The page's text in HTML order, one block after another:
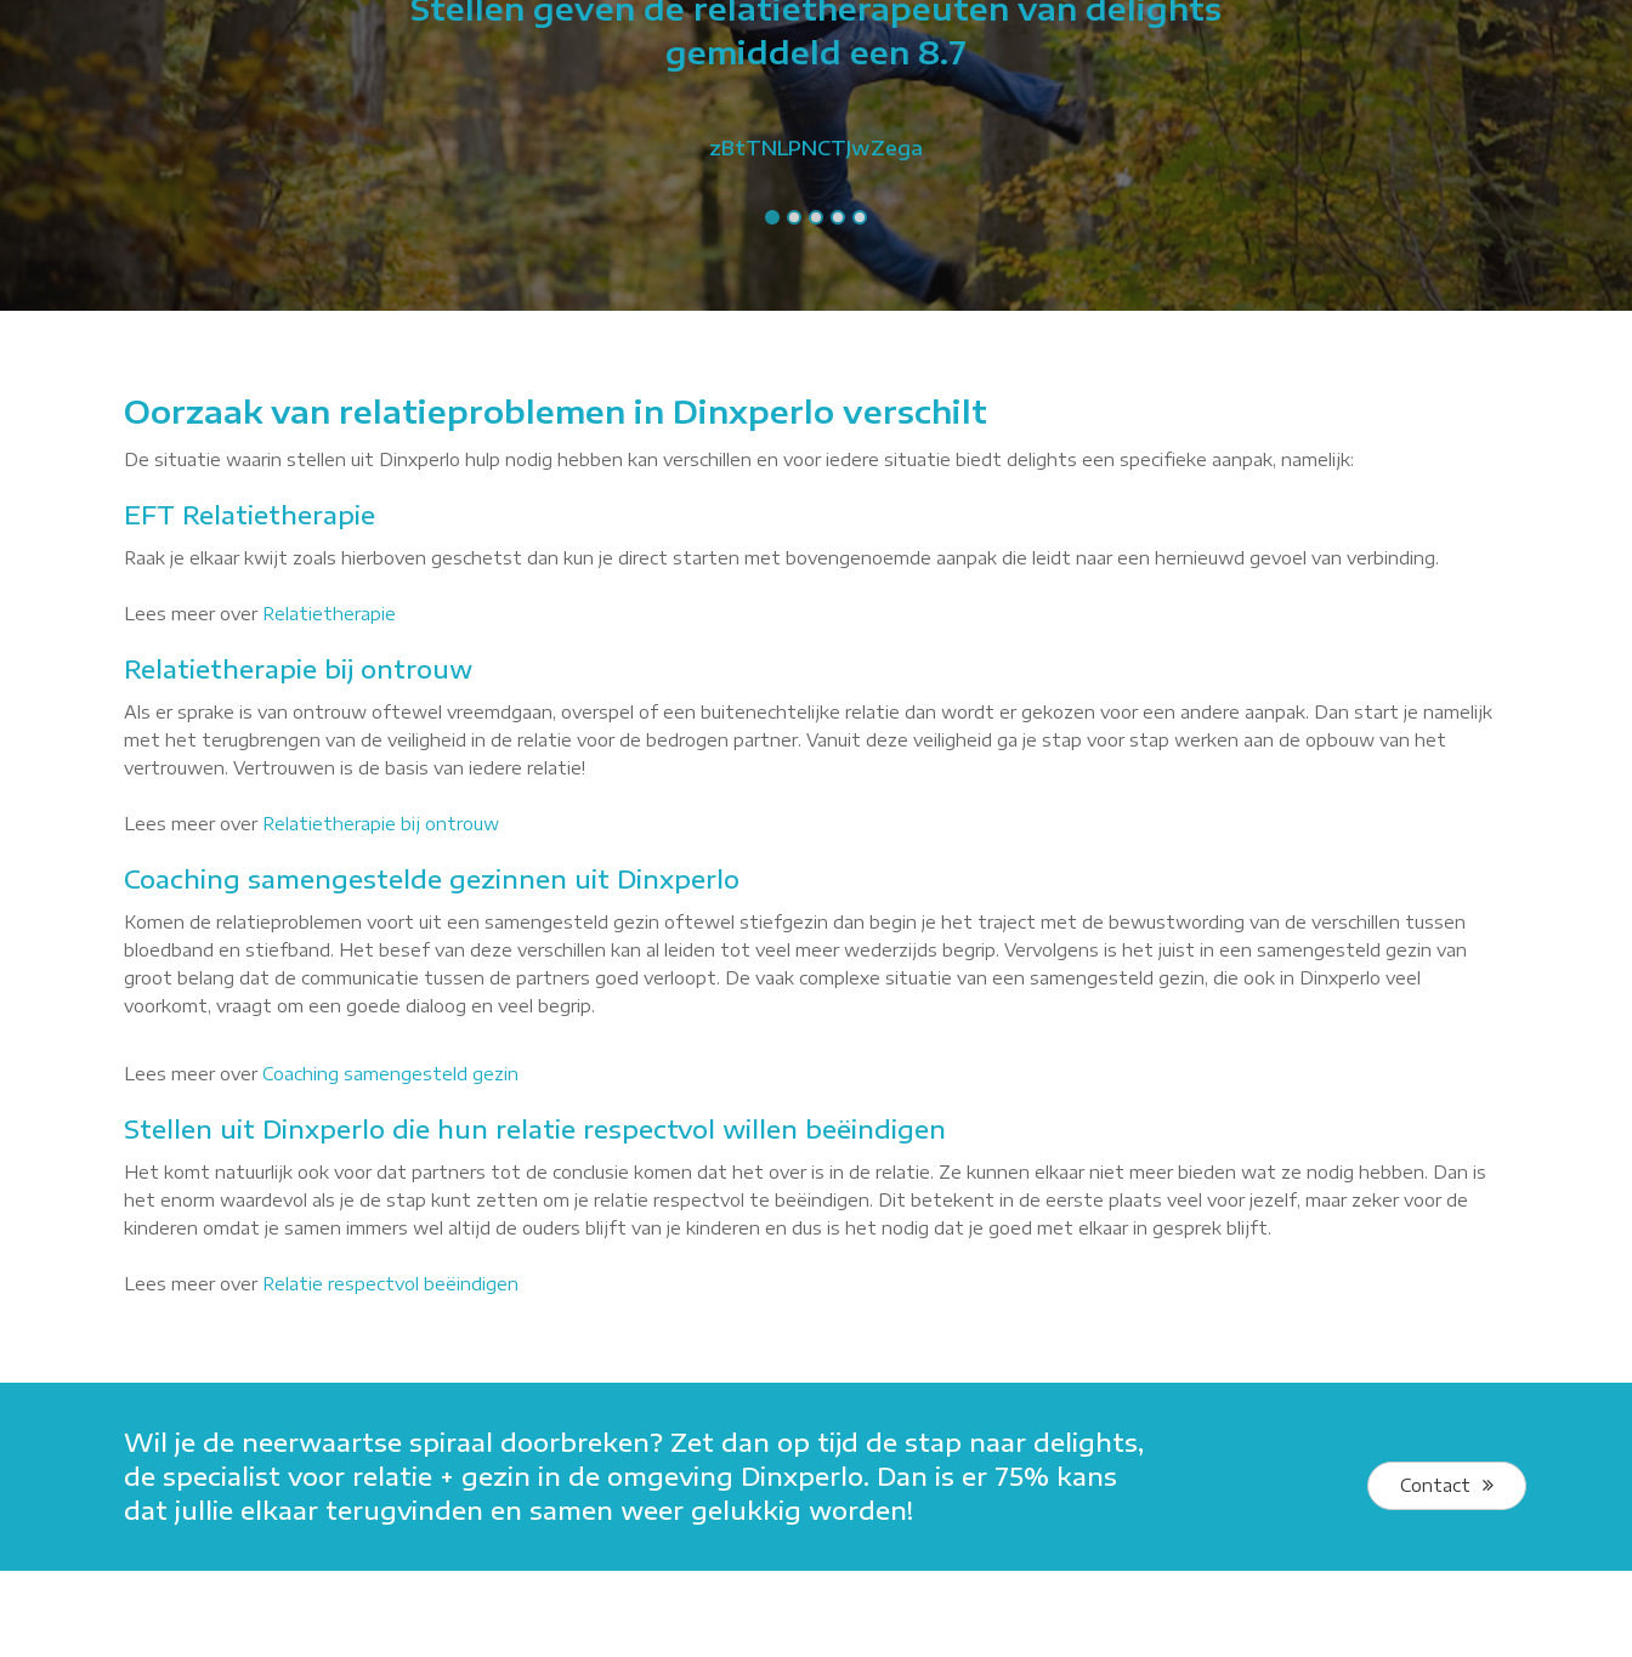
Stellen geven de relatietherapeuten van delights
gemiddeld een 8.7
zBtTNLPNCTJwZega
Oorzaak van relatieproblemen in Dinxperlo verschilt
De situatie waarin stellen uit Dinxperlo hulp nodig hebben kan verschillen en voor iedere situatie biedt delights een specifieke aanpak, namelijk:
EFT Relatietherapie
Raak je elkaar kwijt zoals hierboven geschetst dan kun je direct starten met bovengenoemde aanpak die leidt naar een hernieuwd gevoel van verbinding.
Lees meer over Relatietherapie
Relatietherapie bij ontrouw
Als er sprake is van ontrouw oftewel vreemdgaan, overspel of een buitenechtelijke relatie dan wordt er gekozen voor een andere aanpak. Dan start je namelijk
met het terugbrengen van de veiligheid in de relatie voor de bedrogen partner. Vanuit deze veiligheid ga je stap voor stap werken aan de opbouw van het
vertrouwen. Vertrouwen is de basis van iedere relatie!
Lees meer over Relatietherapie bij ontrouw
Coaching samengestelde gezinnen uit Dinxperlo
Komen de relatieproblemen voort uit een samengesteld gezin oftewel stiefgezin dan begin je het traject met de bewustwording van de verschillen tussen
bloedband en stiefband. Het besef van deze verschillen kan al leiden tot veel meer wederzijds begrip. Vervolgens is het juist in een samengesteld gezin van
groot belang dat de communicatie tussen de partners goed verloopt. De vaak complexe situatie van een samengesteld gezin, die ook in Dinxperlo veel
voorkomt, vraagt om een goede dialoog en veel begrip.
Lees meer overCoaching samengesteld gezin
Stellen uit Dinxperlo die hun relatie respectvol willen beëindigen
Het komt natuurlijk ook voor dat partners tot de conclusie komen dat het over is in de relatie. Ze kunnen elkaar niet meer bieden wat ze nodig hebben. Dan is
het enorm waardevol als je de stap kunt zetten om je relatie respectvol te beëindigen. Dit betekent in de eerste plaats veel voor jezelf, maar zeker voor de
kinderen omdat je samen immers wel altijd de ouders blijft van je kinderen en dus is het nodig dat je goed met elkaar in gesprek blijft.
Lees meer over Relatie respectvol beëindigen
Wil je de neerwaartse spiraal doorbreken? Zet dan op tijd de stap naar delights,
de specialist voor relatie + gezin in de omgeving Dinxperlo. Dan is er 75% kans
dat jullie elkaar terugvinden en samen weer gelukkig worden!
Contact